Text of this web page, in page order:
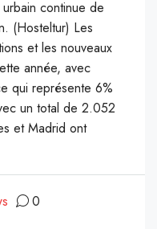
urbain continue de
(Hosteltur) Les
et les nouveaux
année, avec
qui représente 6%
un total de 2.052
et Madrid ont
0